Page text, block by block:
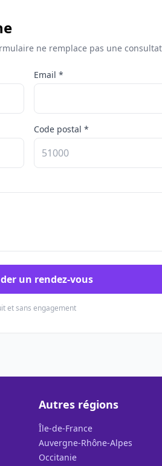
ne remplace pas une
Email *
Code postal *
un rendez-vous
et sans engagement
Autres régions
Île-de-France
Auvergne-Rhône-Alpes
Occitanie